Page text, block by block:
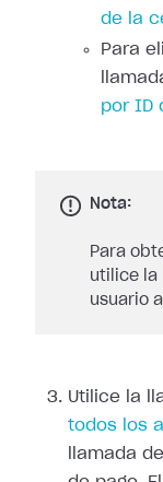
de la
Para
por ID
Nota:
Para
utilice la
usuario
Utilice la
todos los
llamada